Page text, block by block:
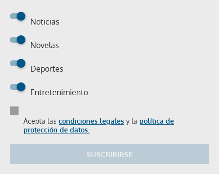
Noticias
Novelas
Deportes
Entretenimiento
Acepta las condiciones legales y la política de
protección de datos.
SUSCRIBIRSE